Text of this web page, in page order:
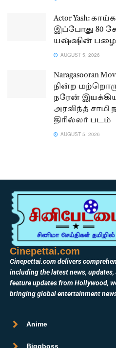
Actor Yash:
இப்போது 80
யஷ்ஷின்
AUGUST 5, 2026
நின்ற
நரேன் இயக்கிய
அரவிந்த் சாமி
திரில்லர் படம்
AUGUST 5, 2026
Cinepettai.com
Cinepettai.com delivers
including the latest news,
feature updates from Hollywood,
bringing global entertainment
Anime
Biggboss